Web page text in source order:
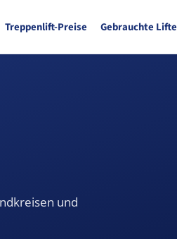
Treppenlift-Preise Gebrauchte Lifte
und